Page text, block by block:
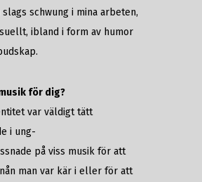
schwung i mina arbeten,
ibland i form av humor
för dig?
var väldigt tätt
i ung-
på viss musik för att
man var kär i eller för att